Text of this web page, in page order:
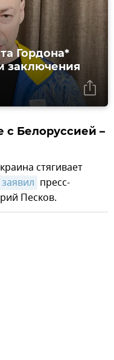
Гордона*
заключения
с Белоруссией –
стягивает
заявил пресс-
Песков.